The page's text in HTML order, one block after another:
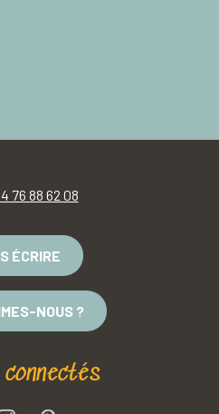
76 88 62 08
ÉCRIRE
NOUS ?